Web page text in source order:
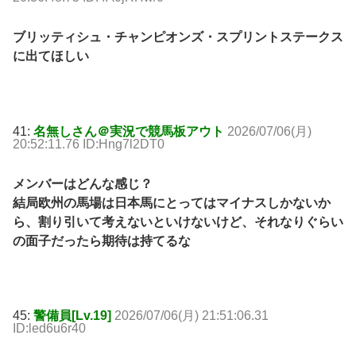
ブリッティシュ・チャンピオンズ・スプリントステークス
に出てほしい
41: 名無しさん＠実況で競馬板アウト 2026/07/06(月)
20:52:11.76 ID:Hng7l2DT0
メンバーはどんな感じ？
結局欧州の馬場は日本馬にとってはマイナスしかないか
ら、割り引いて考えないといけないけど、それなりぐらい
の面子だったら期待は持てるな
45: 警備員[Lv.19] 2026/07/06(月) 21:51:06.31
ID:led6u6r40